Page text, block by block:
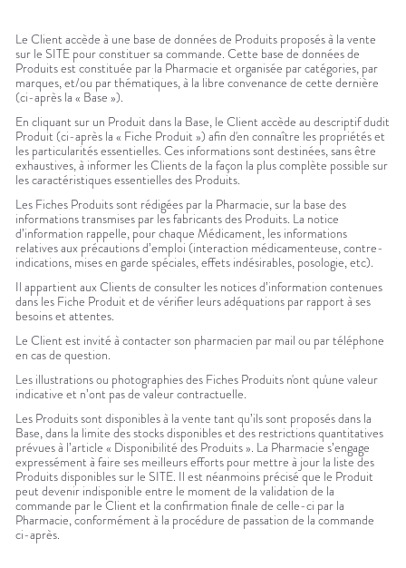
Le Client accède à une base de données de Produits proposés à la vente
sur le SITE pour constituer sa commande. Cette base de données de
Produits est constituée par la Pharmacie et organisée par catégories, par
marques, et/ou par thématiques, à la libre convenance de cette dernière
(ci-après la « Base »).
En cliquant sur un Produit dans la Base, le Client accède au descriptif dudit
Produit (ci-après la « Fiche Produit ») afin d'en connaître les propriétés et
les particularités essentielles. Ces informations sont destinées, sans être
exhaustives, à informer les Clients de la façon la plus complète possible sur
les caractéristiques essentielles des Produits.
Les Fiches Produits sont rédigées par la Pharmacie, sur la base des
informations transmises par les fabricants des Produits. La notice
d’information rappelle, pour chaque Médicament, les informations
relatives aux précautions d’emploi (interaction médicamenteuse, contre-
indications, mises en garde spéciales, effets indésirables, posologie, etc).
Il appartient aux Clients de consulter les notices d’information contenues
dans les Fiche Produit et de vérifier leurs adéquations par rapport à ses
besoins et attentes.
Le Client est invité à contacter son pharmacien par mail ou par téléphone
en cas de question.
Les illustrations ou photographies des Fiches Produits n'ont qu'une valeur
indicative et n’ont pas de valeur contractuelle.
Les Produits sont disponibles à la vente tant qu’ils sont proposés dans la
Base, dans la limite des stocks disponibles et des restrictions quantitatives
prévues à l’article « Disponibilité des Produits ». La Pharmacie s’engage
expressément à faire ses meilleurs efforts pour mettre à jour la liste des
Produits disponibles sur le SITE. Il est néanmoins précisé que le Produit
peut devenir indisponible entre le moment de la validation de la
commande par le Client et la confirmation finale de celle-ci par la
Pharmacie, conformément à la procédure de passation de la commande
ci-après.